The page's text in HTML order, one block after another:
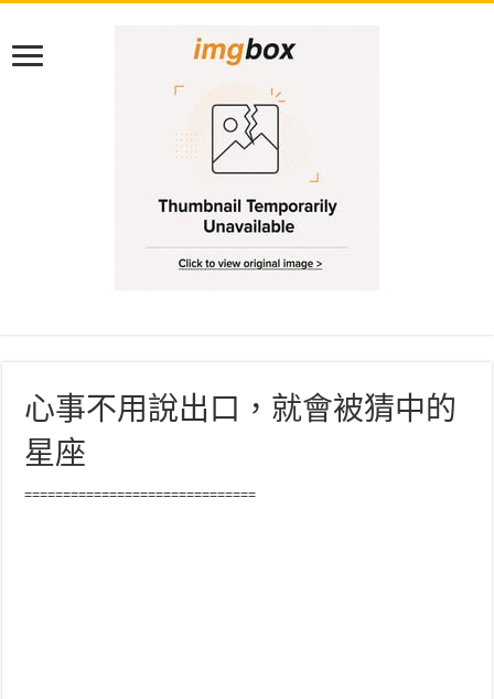
心事不用說出口，就會被猜中的
星座
==============================